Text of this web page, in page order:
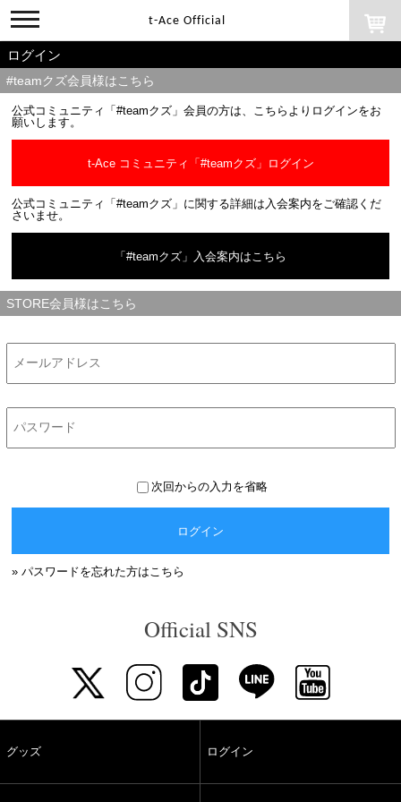
toggle
navigation
t-Ace Official
ログイン
#teamクズ会員様はこちら
公式コミュニティ「#teamクズ」会員の方は、こちらよりログインをお
願いします。
t-Ace コミュニティ「#teamクズ」ログイン
公式コミュニティ「#teamクズ」に関する詳細は入会案内をご確認くだ
さいませ。
「#teamクズ」入会案内はこちら
STORE会員様はこちら
次回からの入力を省略
ログイン
» パスワードを忘れた方はこちら
Official SNS
グッズ ログイン